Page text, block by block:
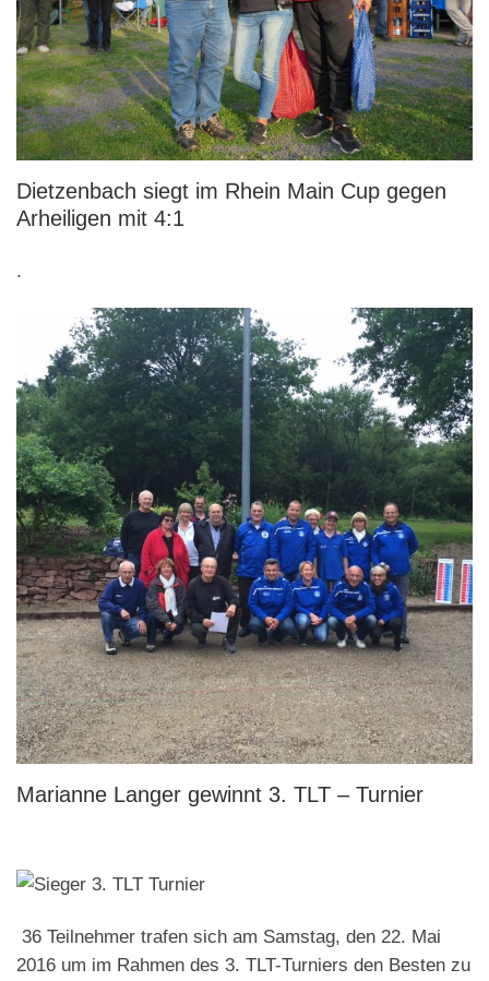
Dietzenbach siegt im Rhein Main Cup gegen
Arheiligen mit 4:1
.
Marianne Langer gewinnt 3. TLT – Turnier
36 Teilnehmer trafen sich am Samstag, den 22. Mai
2016 um im Rahmen des 3. TLT-Turniers den Besten zu